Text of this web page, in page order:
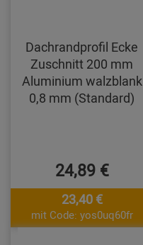
Dachrandprofil Ecke
Zuschnitt 200 mm
Aluminium walzblank
0,8 mm (Standard)
24,89 €
23,40 €
mit Code: yos0uq60fr